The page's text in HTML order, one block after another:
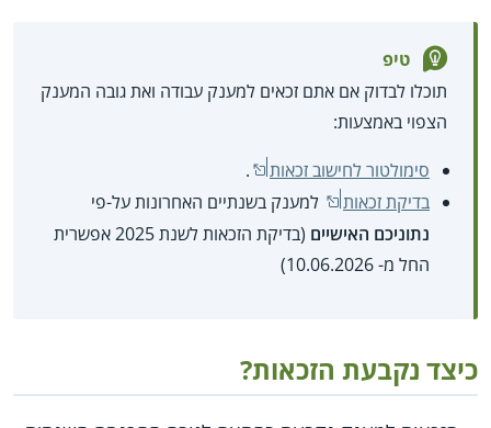
טיפ
תוכלו לבדוק אם אתם זכאים למענק עבודה ואת גובה המענק
הצפוי באמצעות:
סימולטור לחישוב זכאות
.
בדיקת זכאות
למענק בשנתיים האחרונות על-פי
נתוניכם האישיים
(בדיקת הזכאות לשנת 2025 אפשרית
החל מ- 10.06.2026)
כיצד נקבעת הזכאות?